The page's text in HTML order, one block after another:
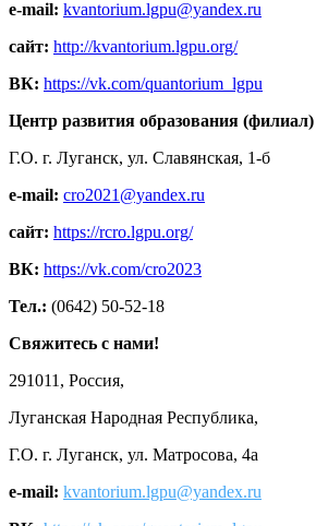
e-mail: kvantorium.lgpu@yandex.ru
сайт: http://kvantorium.lgpu.org/
ВК: https://vk.com/quantorium_lgpu
Центр развития образования
Г.О. г. Луганск, ул. Славянская, 1-б
e-mail: cro2021@yandex.ru
сайт: https://rcro.lgpu.org/
ВК: https://vk.com/cro2023
Тел.: (0642) 50-52-18
Свяжитесь с нами!
291011, Россия,
Луганская Народная Республика,
Г.О. г. Луганск, ул. Матросова, 4а
e-mail: kvantorium.lgpu@yandex.ru